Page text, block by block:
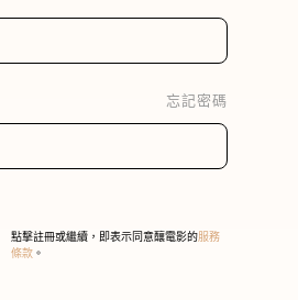
忘記密碼
點擊註冊或繼續，即表示同意釀電影的服務
條款 。